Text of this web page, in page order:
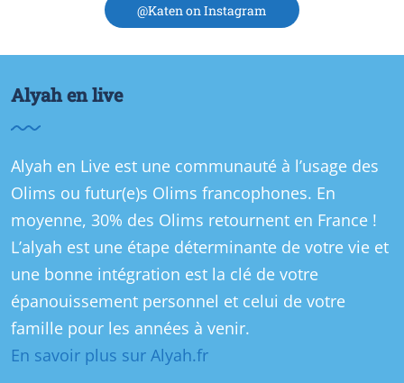
@Katen on Instagram
Alyah en live
Alyah en Live est une communauté à l’usage des
Olims ou futur(e)s Olims francophones. En
moyenne, 30% des Olims retournent en France !
L’alyah est une étape déterminante de votre vie et
une bonne intégration est la clé de votre
épanouissement personnel et celui de votre
famille pour les années à venir.
En savoir plus sur Alyah.fr